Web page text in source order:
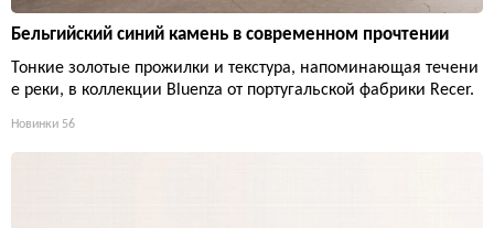
Бельгийский синий камень в современном прочтении
Тонкие золотые прожилки и текстура, напоминающая течени
е реки, в коллекции Bluenza от португальской фабрики Recer.
Новинки 56